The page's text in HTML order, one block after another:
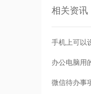
相关资讯
手机上可以